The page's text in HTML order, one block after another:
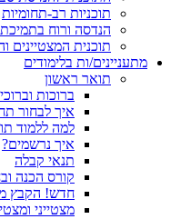
תוכניות רב-תחומיות
הנדסה ורוח
תוכנית המצטיינים
מתעניינים/ות בלימודים
תואר ראשון
ברוכות
איך לבחור
למה ללמוד
איך נרשמים?
תנאי קבלה
קורס הכנה
חדש! הקבץ
מצטייני